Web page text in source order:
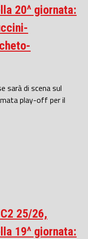
20^ giornata:
sarà di scena sul
play-off per il
25/26,
19^ giornata: